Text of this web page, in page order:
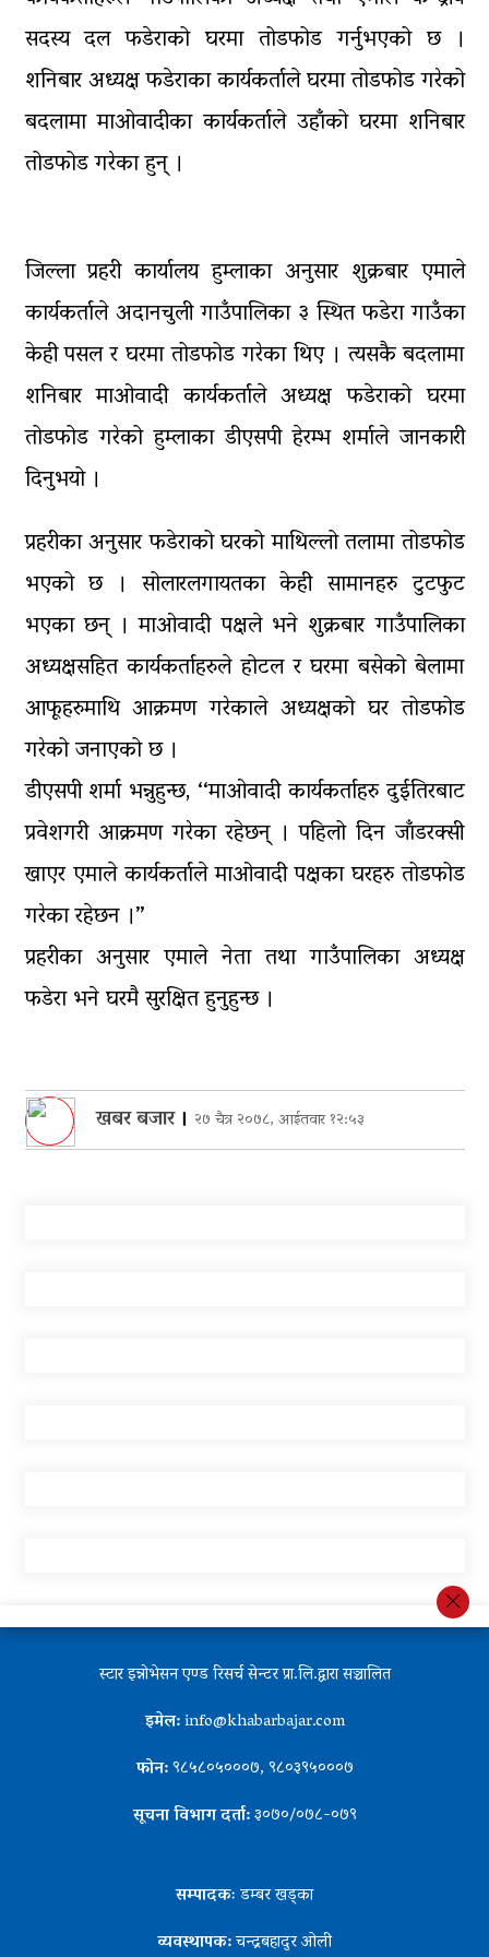
पक्राउ
घरमाथि पहिरो खस्दा ३ वर्षीय बालकको
मृत्यु, दुई घाइते
सदस्य दल फडेराको घरमा तोडफोड गर्नुभएको छ ।
शनिबार अध्यक्ष फडेराका कार्यकर्ताले घरमा तोडफोड गरेको
बदलामा माओवादीका कार्यकर्ताले उहाँको घरमा शनिबार
तोडफोड गरेका हुन् ।
जिल्ला प्रहरी कार्यालय हुम्लाका अनुसार शुक्रबार एमाले
कार्यकर्ताले अदानचुली गाउँपालिका ३ स्थित फडेरा गाउँका
केही पसल र घरमा तोडफोड गरेका थिए । त्यसकै बदलामा
शनिबार माओवादी कार्यकर्ताले अध्यक्ष फडेराको घरमा
तोडफोड गरेको हुम्लाका डीएसपी हेरम्भ शर्माले जानकारी
दिनुभयो ।
प्रहरीका अनुसार फडेराको घरको माथिल्लो तलामा तोडफोड
भएको छ । सोलारलगायतका केही सामानहरु टुटफुट
भएका छन् । माओवादी पक्षले भने शुक्रबार गाउँपालिका
अध्यक्षसहित कार्यकर्ताहरुले होटल र घरमा बसेको बेलामा
आफूहरुमाथि आक्रमण गरेकाले अध्यक्षको घर तोडफोड
गरेको जनाएको छ ।
डीएसपी शर्मा भन्नुहुन्छ, ‘‘माओवादी कार्यकर्ताहरु दुईतिरबाट
प्रवेशगरी आक्रमण गरेका रहेछन् । पहिलो दिन जाँडरक्सी
खाएर एमाले कार्यकर्ताले माओवादी पक्षका घरहरु तोडफोड
गरेका रहेछन ।”
प्रहरीका अनुसार एमाले नेता तथा गाउँपालिका अध्यक्ष
फडेरा भने घरमै सुरक्षित हुनुहुन्छ ।
खबर बजार। २७ चैत्र २०७८, आईतवार १२:५३
स्टार इन्नोभेसन एण्ड रिसर्च सेन्टर प्रा.लि.द्वारा सञ्चालित
इमेल:info@khabarbajar.com
फोन:९८५८०५०००७, ९८०३९५०००७
सूचना विभाग दर्ता:३०७०/०७८-०७९
सम्पादकःडम्बर खड्का
व्यवस्थापक:चन्द्रबहादुर ओली